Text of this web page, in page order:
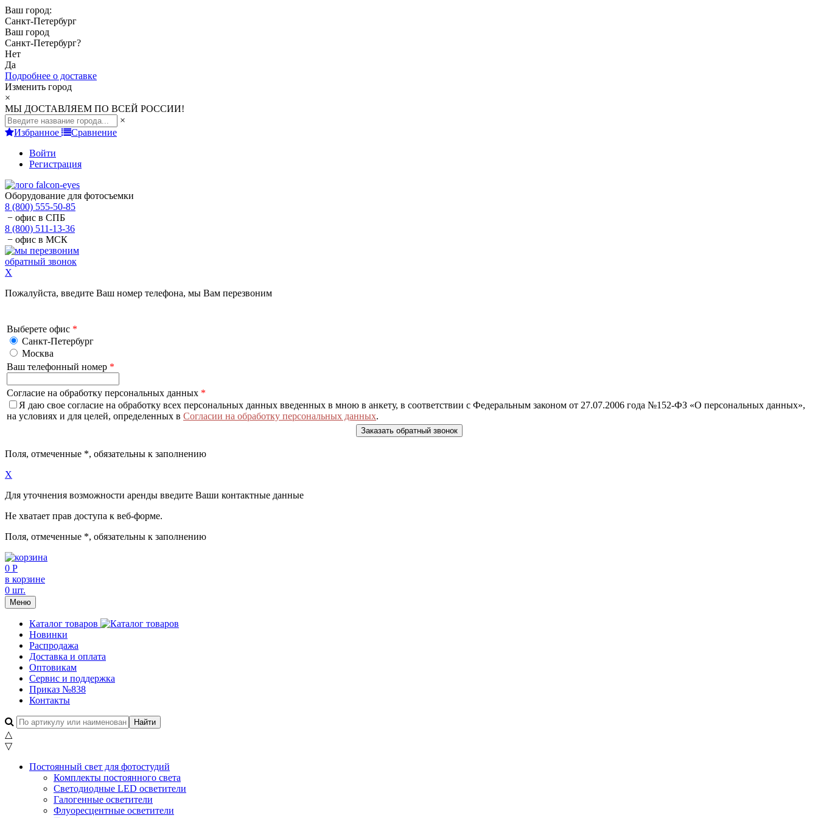
Ваш город:
Санкт-Петербург
Ваш город
Санкт-Петербург?
Нет
Да
Подробнее о доставке
Изменить город
×
МЫ ДОСТАВЛЯЕМ ПО ВСЕЙ РОССИИ!
×
Избранное
Сравнение
Войти
Регистрация
Оборудование для фотосъемки
8 (800) 555-50-85
− офис в СПБ
8 (800) 511-13-36
− офис в МСК
обратный звонок
X
Пожалуйста, введите Ваш номер телефона, мы Вам перезвоним
Выберете офис *
Санкт-Петербург
Москва
Ваш телефонный номер *
Согласие на обработку персональных данных *
Я даю свое согласие на обработку всех персональных данных введенных в мною в анкету, в соответствии с Федеральным законом от 27.07.2006 года №152-ФЗ «О персональных данных»,
на условиях и для целей, определенных в Согласии на обработку персональных данных.
Поля, отмеченные *, обязательны к заполнению
X
Для уточнения возможности аренды введите Ваши контактные данные
Не хватает прав доступа к веб-форме.
Поля, отмеченные *, обязательны к заполнению
0 Р
в корзине
0 шт.
Меню
Каталог товаров
Новинки
Распродажа
Доставка и оплата
Оптовикам
Сервис и поддержка
Приказ №838
Контакты
△
▽
Постоянный свет для фотостудий
Комплекты постоянного света
Светодиодные LED осветители
Галогенные осветители
Флуоресцентные осветители